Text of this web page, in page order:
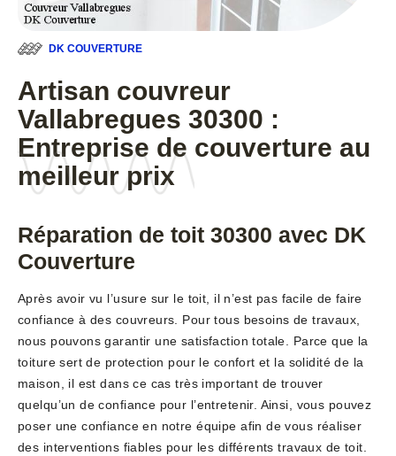
DK COUVERTURE
Artisan couvreur
Vallabregues 30300 :
Entreprise de couverture au
meilleur prix
Réparation de toit 30300 avec DK
Couverture
Après avoir vu l’usure sur le toit, il n’est pas facile de faire
confiance à des couvreurs. Pour tous besoins de travaux,
nous pouvons garantir une satisfaction totale. Parce que la
toiture sert de protection pour le confort et la solidité de la
maison, il est dans ce cas très important de trouver
quelqu’un de confiance pour l’entretenir. Ainsi, vous pouvez
poser une confiance en notre équipe afin de vous réaliser
des interventions fiables pour les différents travaux de toit.